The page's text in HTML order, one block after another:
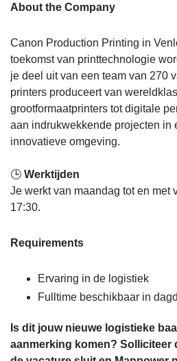
About the Company
Canon Production Printing in
toekomst van printtechnologie
je deel uit van een team van 270
printers produceert van
grootformaatprinters tot digitale
aan indrukwekkende projecten in
innovatieve omgeving.
🕒 Werktijden
Je werkt van maandag tot en met
17:30.
Requirements
Ervaring in de logistiek
Fulltime beschikbaar in
Is dit jouw nieuwe logistieke
aanmerking komen? Solliciteer